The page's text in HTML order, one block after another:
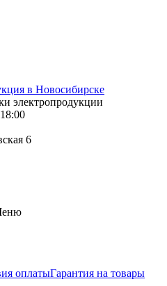
электропродукции
6
оплатыГарантия на товары